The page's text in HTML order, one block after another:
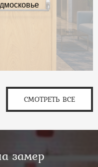
СМОТРЕТЬ ВСЕ
замер